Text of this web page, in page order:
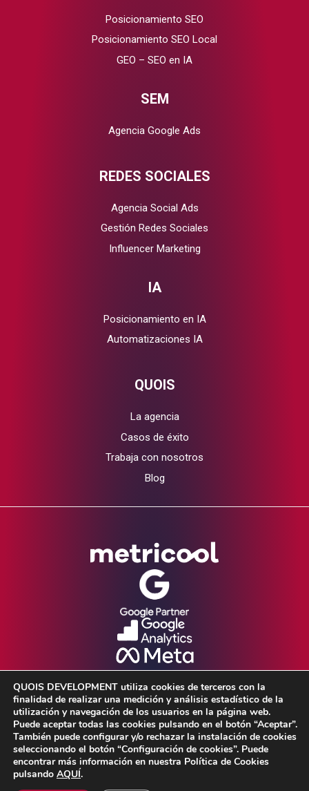
Posicionamiento SEO
Posicionamiento SEO Local
GEO – SEO en IA
SEM
Agencia Google Ads
REDES SOCIALES
Agencia Social Ads
Gestión Redes Sociales
Influencer Marketing
IA
Posicionamiento en IA
Automatizaciones IA
QUOIS
La agencia
Casos de éxito
Trabaja con nosotros
Blog
Aviso Legal •
Política de Privacidad •
QUOIS DEVELOPMENT utiliza cookies de terceros con la
finalidad de realizar una medición y análisis estadístico de la
utilización y navegación de los usuarios en la página web.
Puede aceptar todas las cookies pulsando en el botón “Aceptar”.
También puede configurar y/o rechazar la instalación de cookies
seleccionando el botón “Configuración de cookies”. Puede
encontrar más información en nuestra Política de Cookies
pulsando AQUÍ.